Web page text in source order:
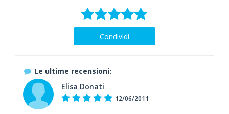
Condividi
Le ultime recensioni:
Elisa Donati
12/06/2011